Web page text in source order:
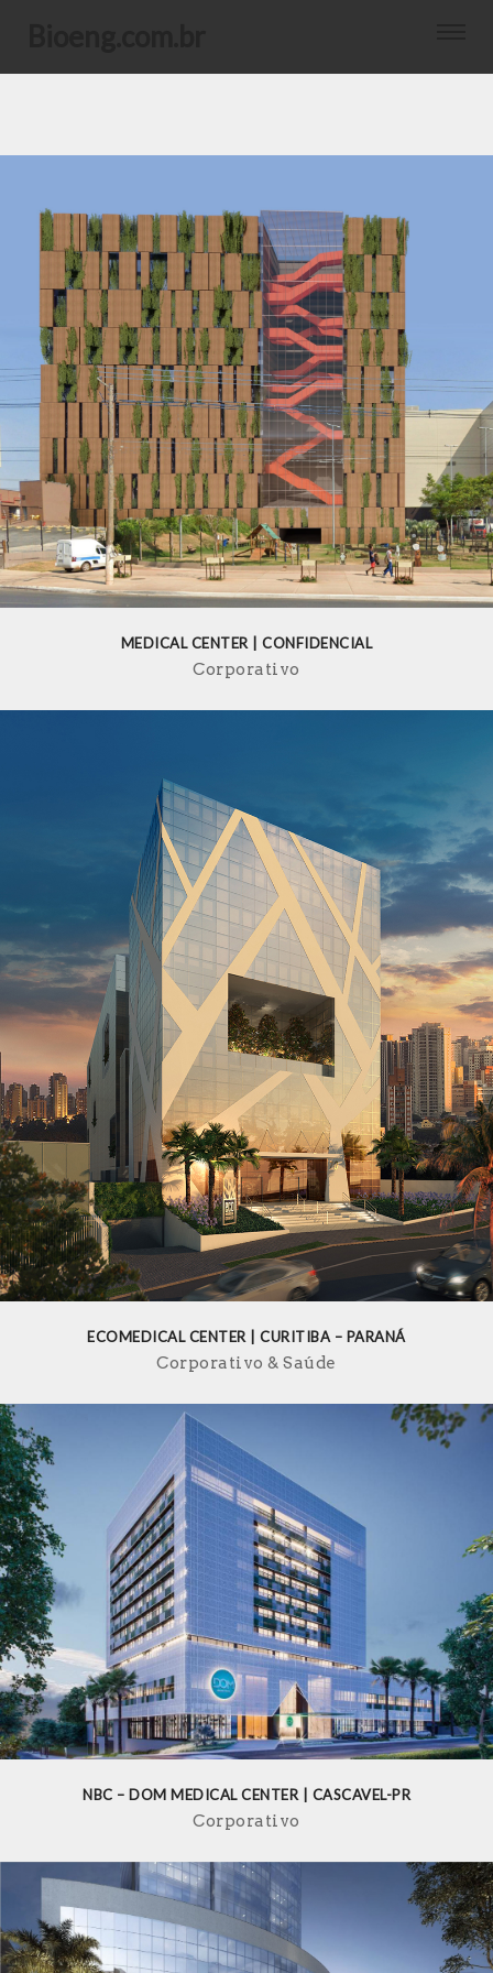
MEDICAL CENTER | CONFIDENCIAL
Corporativo
ECOMEDICAL CENTER | CURITIBA – PARANÁ
Corporativo Saúde
NBC – DOM MEDICAL CENTER | CASCAVEL-PR
Corporativo